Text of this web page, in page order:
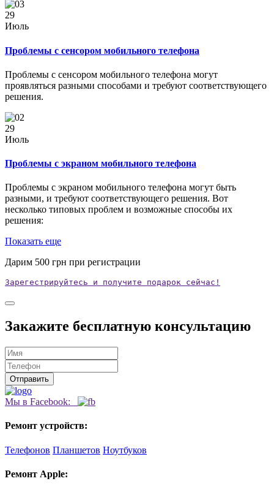
29
Июль
Проблемы с сенсором мобильного телефона
Проблемы с сенсором мобильного телефона могут
проявляться разными способами и требуют соответствующего
решения.
29
Июль
Проблемы с экраном мобильного телефона
Проблемы с экраном мобильного телефона могут быть
разными, и требуют соответствующего решения. Вот
несколько типовых проблем и возможные способы их
решения:
Показать еще
Дарим 500 грн при регистрации
Зарегестрируйтесь и получите подарок сейчас!
Закажите бесплатную консультацию
Мы в Facebook:
Ремонт устройств:
Телефонов Планшетов Ноутбуков
Ремонт Apple: